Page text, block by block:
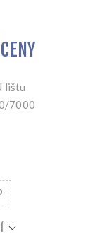
lištu
7000